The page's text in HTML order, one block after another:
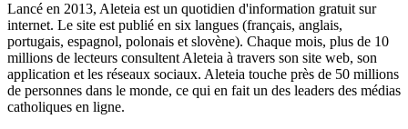
Lancé en 2013, Aleteia est un quotidien d'information gratuit sur
internet. Le site est publié en six langues (français, anglais,
portugais, espagnol, polonais et slovène). Chaque mois, plus de 10
millions de lecteurs consultent Aleteia à travers son site web, son
application et les réseaux sociaux. Aleteia touche près de 50 millions
de personnes dans le monde, ce qui en fait un des leaders des médias
catholiques en ligne.